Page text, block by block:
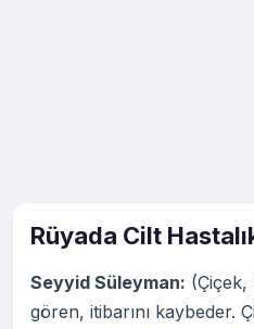
Rüyada Cilt
Seyyid Süleyman: (Çiçek,
gören, itibarını kaybeder.